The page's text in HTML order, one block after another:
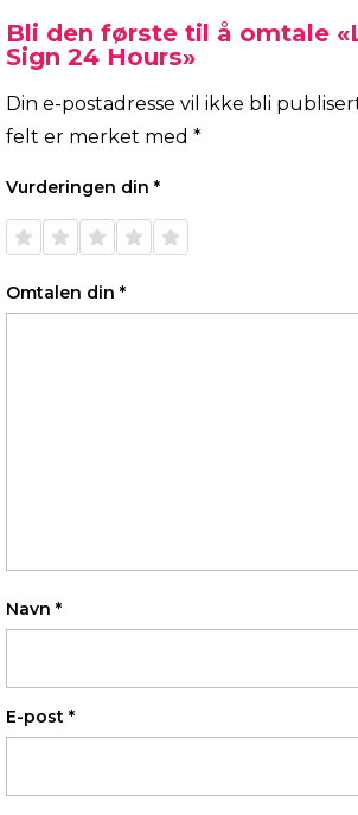
Bli den første til å omtale
Sign 24 Hours»
Din e-postadresse vil ikke bli
felt er merket med *
Vurderingen din *
1 av 5
stjerner
2 av 5
stjerner
3 av 5
stjerner
4 av 5
stjerner
5 av 5
stjerner
Omtalen din *
Navn *
E-post *